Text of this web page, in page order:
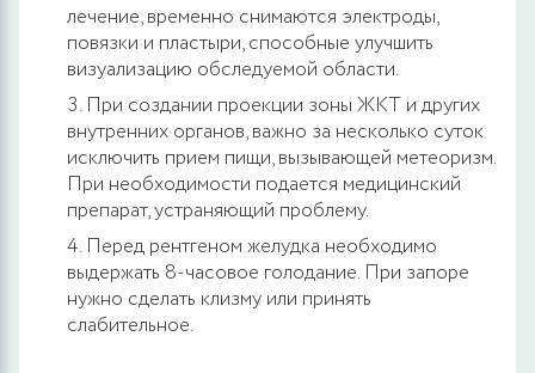
лечение, временно снимаются электроды,
повязки и пластыри, способные улучшить
визуализацию обследуемой области.
При создании проекции зоны ЖКТ и других
внутренних органов, важно за несколько суток
исключить прием пищи, вызывающей метеоризм.
При необходимости подается медицинский
препарат, устраняющий проблему.
Перед рентгеном желудка необходимо
выдержать 8-часовое голодание. При запоре
нужно сделать клизму или принять
слабительное.